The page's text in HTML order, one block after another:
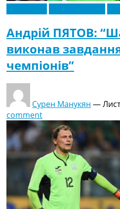
Андрій ПЯТОВ:
виконав
чемпіонів”
Сурен Манукян —
comment